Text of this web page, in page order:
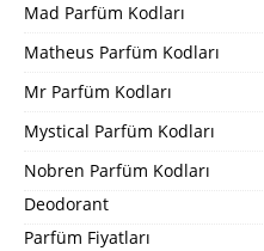
Mad Parfüm Kodları
Matheus Parfüm Kodları
Mr Parfüm Kodları
Mystical Parfüm Kodları
Nobren Parfüm Kodları
Deodorant
Parfüm Fiyatları